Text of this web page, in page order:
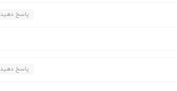
پاسخ دهید
پاسخ دهید